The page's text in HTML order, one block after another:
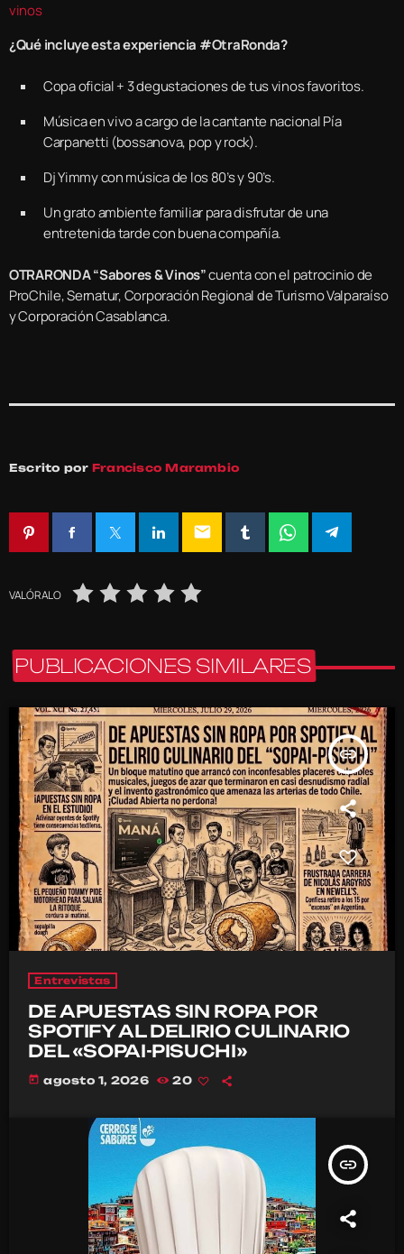
vinos
¿Qué incluye esta experiencia #OtraRonda?
Copa oficial + 3 degustaciones de tus vinos favoritos.
Música en vivo a cargo de la cantante nacional Pía
Carpanetti (bossanova, pop y rock).
Dj Yimmy con música de los 80’s y 90’s.
Un grato ambiente familiar para disfrutar de una
entretenida tarde con buena compañía.
OTRARONDA “Sabores & Vinos”cuenta con el patrocinio de
ProChile, Sernatur, Corporación Regional de Turismo Valparaíso
y Corporación Casablanca.
Escrito por Francisco Marambio
email
VALÓRALO
PUBLICACIONES SIMILARES
insert_link
Entrevistas
DE APUESTAS SIN ROPA POR
SPOTIFY AL DELIRIO CULINARIO
DEL «SOPAI-PISUCHI»
today agosto 1, 2026 20
insert_link